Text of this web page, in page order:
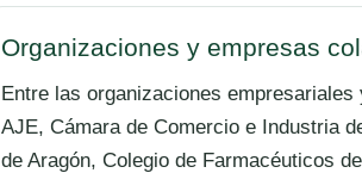
Organizaciones y empresas
Entre las organizaciones
AJE, Cámara de Comercio e Industria
de Aragón, Colegio de Farmacéuticos